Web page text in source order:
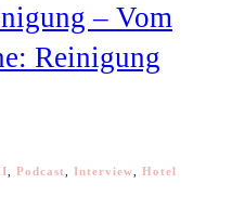
– Vom
Reinigung
Podcast Interview Hotel